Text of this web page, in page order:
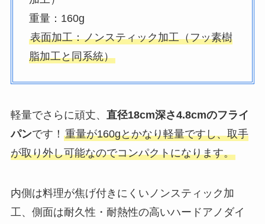
重量：160g
表面加工：ノンスティック加工（フッ素樹
脂加工と同系統）
軽量でさらに頑丈、 直径18cm深さ4.8cmのフライ
パンです！ 重量が160gとかなり軽量ですし、取手
が取り外し可能なのでコンパクトになります。
内側は料理が焦げ付きにくいノンスティック加
工、側面は耐久性・耐熱性の高いハードアノダイ